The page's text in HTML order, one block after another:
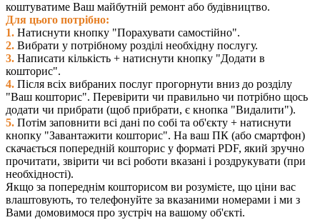
коштуватиме Ваш майбутній ремонт або будівництво.
Для цього потрібно:
1. Натиснути кнопку "Порахувати самостійно".
2. Вибрати у потрібному розділі необхідну послугу.
3. Написати кількість + натиснути кнопку "Додати в
кошторис".
4. Після всіх вибраних послуг прогорнути вниз до розділу
"Ваш кошторис". Перевірити чи правильно чи потрібно щось
додати чи прибрати (щоб прибрати, є кнопка "Видалити").
5. Потім заповнити всі дані по собі та об'єкту + натиснути
кнопку "Завантажити кошторис". На ваш ПК (або смартфон)
скачається попередній кошторис у форматі PDF, який зручно
прочитати, звірити чи всі роботи вказані і роздрукувати (при
необхідності).
Якщо за попереднім кошторисом ви розумієте, що ціни вас
влаштовують, то телефонуйте за вказаними номерами і ми з
Вами домовимося про зустріч на вашому об'єкті.